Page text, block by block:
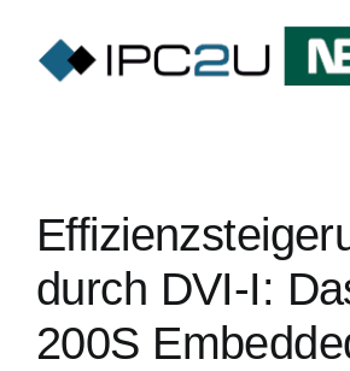
content
durch DVI-I:
200S